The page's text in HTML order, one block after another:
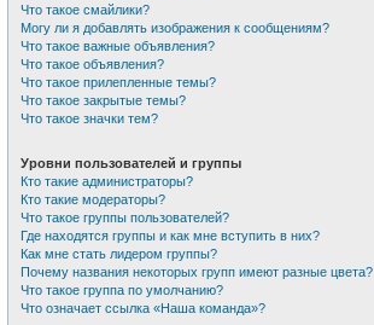
Что такое смайлики?
Могу ли я добавлять изображения к сообщениям?
Что такое важные объявления?
Что такое объявления?
Что такое прилепленные темы?
Что такое закрытые темы?
Что такое значки тем?
Уровни пользователей и группы
Кто такие администраторы?
Кто такие модераторы?
Что такое группы пользователей?
Где находятся группы и как мне вступить в них?
Как мне стать лидером группы?
Почему названия некоторых групп имеют разные цвета?
Что такое группа по умолчанию?
Что означает ссылка «Наша команда»?